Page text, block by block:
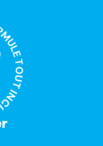
FUN ·